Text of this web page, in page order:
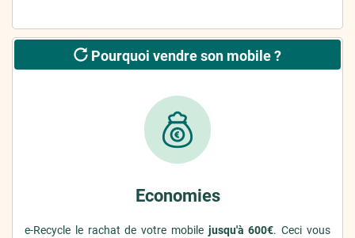
Pourquoi vendre son mobile ?
Economies
e-Recycle le rachat de votre mobile jusqu'à 600€. Ceci vous